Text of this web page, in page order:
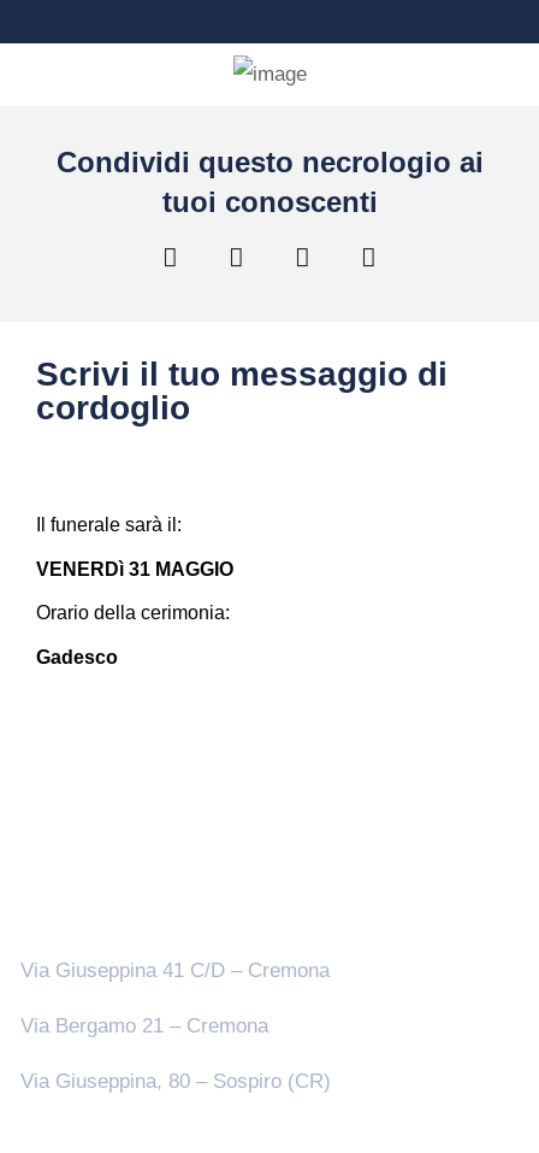
Condividi questo necrologio ai
tuoi conoscenti
Scrivi il tuo messaggio di
cordoglio
Il funerale sarà il:
VENERDì 31 MAGGIO
Orario della cerimonia:
Gadesco
Via Giuseppina 41 C/D – Cremona
Via Bergamo 21 – Cremona
Via Giuseppina, 80 – Sospiro (CR)